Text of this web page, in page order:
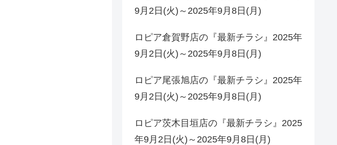
9月2日(火)～2025年9月8日(月)
ロピア倉賀野店の『最新チラシ』2025年
9月2日(火)～2025年9月8日(月)
ロピア尾張旭店の『最新チラシ』2025年
9月2日(火)～2025年9月8日(月)
ロピア茨木目垣店の『最新チラシ』2025
年9月2日(火)～2025年9月8日(月)